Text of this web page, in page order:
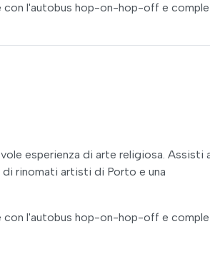
con l'autobus hop-on-hop-off e
esperienza di arte religiosa. Assisti
rinomati artisti di Porto e una
con l'autobus hop-on-hop-off e